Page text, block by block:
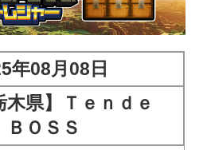
年08月08日
木県】Ｔｅｎｄｅ
ＯＳＳ